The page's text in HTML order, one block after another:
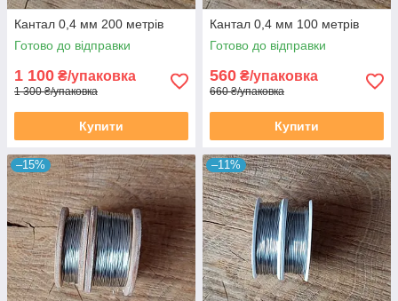
Кантал 0,4 мм 200 метрів
Готово до відправки
1 100 ₴/упаковка
1 300 ₴/упаковка
Купити
Кантал 0,4 мм 100 метрів
Готово до відправки
560 ₴/упаковка
660 ₴/упаковка
Купити
–15% –11%